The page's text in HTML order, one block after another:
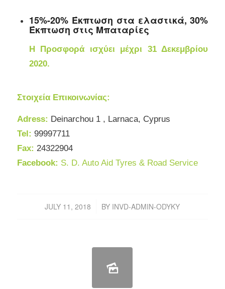
15%-20% Έκπτωση στα ελαστικά, 30%
Έκπτωση στις Μπαταρίες
Η Προσφορά ισχύει μέχρι 31 Δεκεμβρίου
2020.
Στοιχεία Επικοινωνίας:
Adress: Deinarchou 1 , Larnaca, Cyprus
Tel: 99997711
Fax: 24322904
Facebook: S. D. Auto Aid Tyres & Road Service
JULY 11, 2018
/ BY INVD-ADMIN-ODYKY